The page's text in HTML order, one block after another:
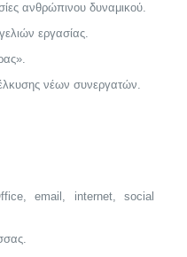
ανθρώπινου δυναμικού.
εργασίας.
νέων συνεργατών.
email, internet, social